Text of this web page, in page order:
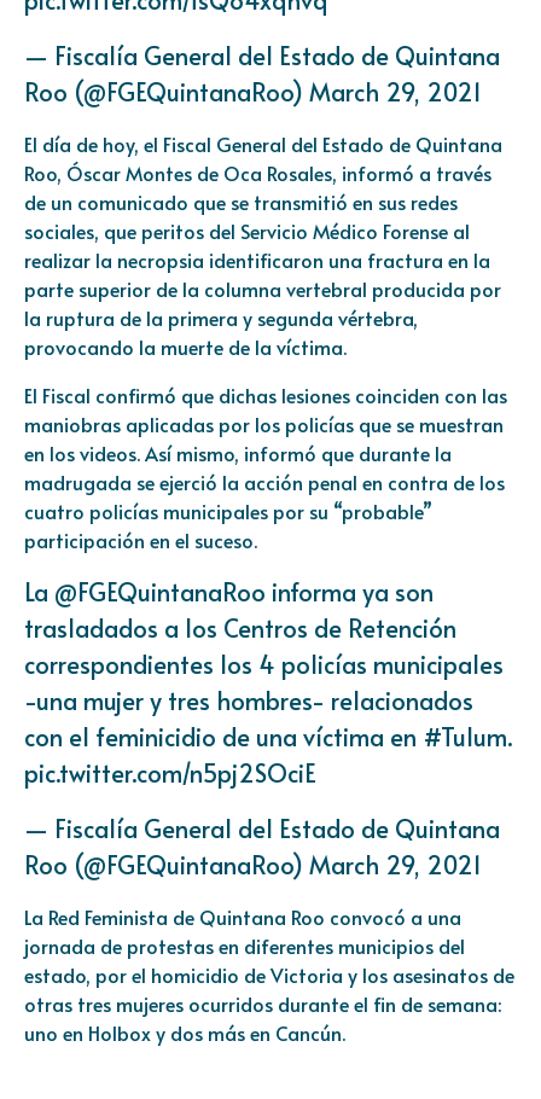
— Fiscalía General del Estado de Quintana
Roo (@FGEQuintanaRoo) March 29, 2021
El día de hoy, el Fiscal General del Estado de Quintana
Roo, Óscar Montes de Oca Rosales, informó a través
de un comunicado que se transmitió en sus redes
sociales, que peritos del Servicio Médico Forense al
realizar la necropsia identificaron una fractura en la
parte superior de la columna vertebral producida por
la ruptura de la primera y segunda vértebra,
provocando la muerte de la víctima.
El Fiscal confirmó que dichas lesiones coinciden con las
maniobras aplicadas por los policías que se muestran
en los videos. Así mismo, informó que durante la
madrugada se ejerció la acción penal en contra de los
cuatro policías municipales por su “probable”
participación en el suceso.
La @FGEQuintanaRoo informa ya son
trasladados a los Centros de Retención
correspondientes los 4 policías municipales
-una mujer y tres hombres- relacionados
con el feminicidio de una víctima en #Tulum.
pic.twitter.com/n5pj2SOciE
— Fiscalía General del Estado de Quintana
Roo (@FGEQuintanaRoo) March 29, 2021
La Red Feminista de Quintana Roo convocó a una
jornada de protestas en diferentes municipios del
estado, por el homicidio de Victoria y los asesinatos de
otras tres mujeres ocurridos durante el fin de semana:
uno en Holbox y dos más en Cancún.